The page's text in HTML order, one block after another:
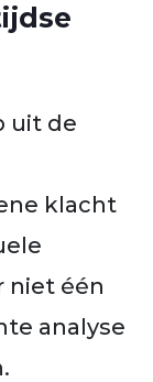
uit de
klacht
niet één
analyse